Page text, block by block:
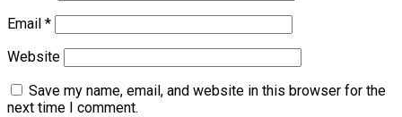
Email *
Website
Save my name, email, and website in this browser for the
next time I comment.